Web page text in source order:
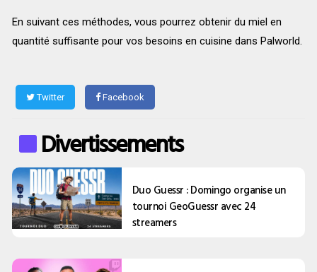
En suivant ces méthodes, vous pourrez obtenir du miel en
quantité suffisante pour vos besoins en cuisine dans Palworld.
Twitter Facebook
Divertissements
Duo Guessr : Domingo organise un
tournoi GeoGuessr avec 24
streamers